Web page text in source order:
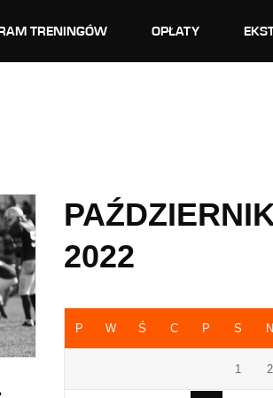
TRENINGÓW OPŁATY
2022
P W Ś C P S N
1 2